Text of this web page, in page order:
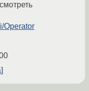
Operator